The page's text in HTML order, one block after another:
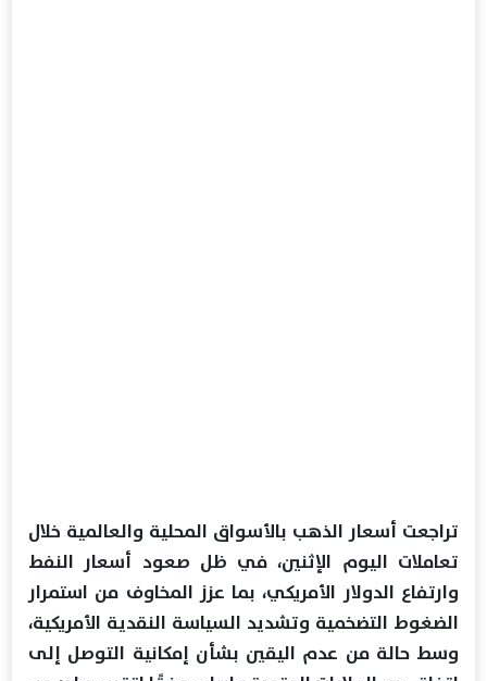
تراجعت أسعار الذهب بالأسواق المحلية والعالمية خلال
تعاملات اليوم الإثنين، في ظل صعود أسعار النفط
وارتفاع الدولار الأمريكي، بما عزز المخاوف من استمرار
الضغوط التضخمية وتشديد السياسة النقدية الأمريكية،
وسط حالة من عدم اليقين بشأن إمكانية التوصل إلى